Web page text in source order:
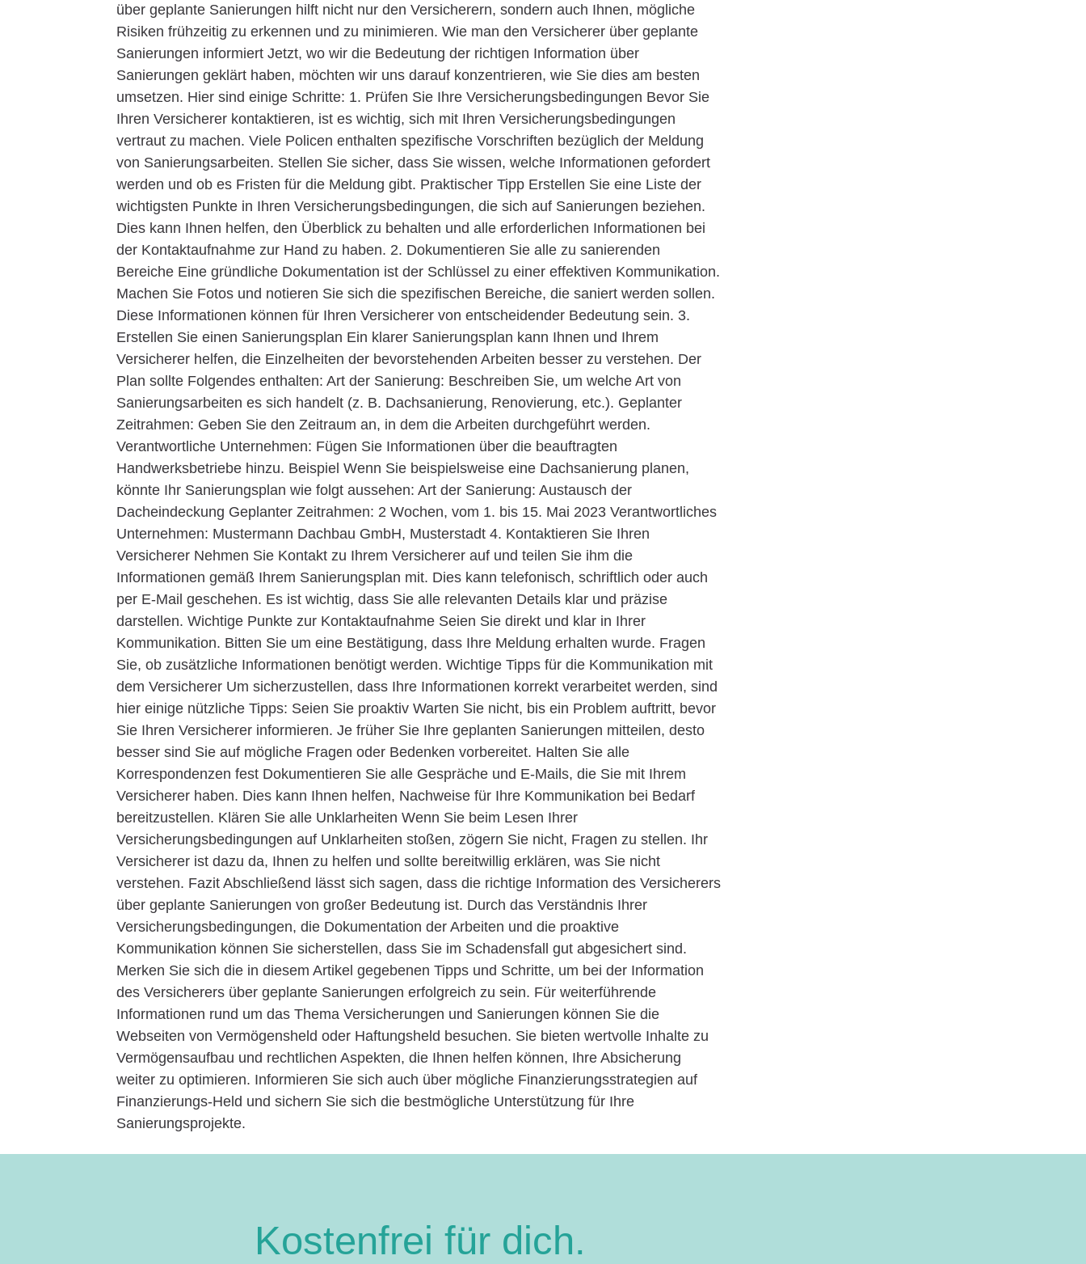
über geplante Sanierungen hilft nicht nur den Versicherern, sondern auch Ihnen, mögliche
Risiken frühzeitig zu erkennen und zu minimieren. Wie man den Versicherer über geplante
Sanierungen informiert Jetzt, wo wir die Bedeutung der richtigen Information über
Sanierungen geklärt haben, möchten wir uns darauf konzentrieren, wie Sie dies am besten
umsetzen. Hier sind einige Schritte: 1. Prüfen Sie Ihre Versicherungsbedingungen Bevor Sie
Ihren Versicherer kontaktieren, ist es wichtig, sich mit Ihren Versicherungsbedingungen
vertraut zu machen. Viele Policen enthalten spezifische Vorschriften bezüglich der Meldung
von Sanierungsarbeiten. Stellen Sie sicher, dass Sie wissen, welche Informationen gefordert
werden und ob es Fristen für die Meldung gibt. Praktischer Tipp Erstellen Sie eine Liste der
wichtigsten Punkte in Ihren Versicherungsbedingungen, die sich auf Sanierungen beziehen.
Dies kann Ihnen helfen, den Überblick zu behalten und alle erforderlichen Informationen bei
der Kontaktaufnahme zur Hand zu haben. 2. Dokumentieren Sie alle zu sanierenden
Bereiche Eine gründliche Dokumentation ist der Schlüssel zu einer effektiven Kommunikation.
Machen Sie Fotos und notieren Sie sich die spezifischen Bereiche, die saniert werden sollen.
Diese Informationen können für Ihren Versicherer von entscheidender Bedeutung sein. 3.
Erstellen Sie einen Sanierungsplan Ein klarer Sanierungsplan kann Ihnen und Ihrem
Versicherer helfen, die Einzelheiten der bevorstehenden Arbeiten besser zu verstehen. Der
Plan sollte Folgendes enthalten: Art der Sanierung: Beschreiben Sie, um welche Art von
Sanierungsarbeiten es sich handelt (z. B. Dachsanierung, Renovierung, etc.). Geplanter
Zeitrahmen: Geben Sie den Zeitraum an, in dem die Arbeiten durchgeführt werden.
Verantwortliche Unternehmen: Fügen Sie Informationen über die beauftragten
Handwerksbetriebe hinzu. Beispiel Wenn Sie beispielsweise eine Dachsanierung planen,
könnte Ihr Sanierungsplan wie folgt aussehen: Art der Sanierung: Austausch der
Dacheindeckung Geplanter Zeitrahmen: 2 Wochen, vom 1. bis 15. Mai 2023 Verantwortliches
Unternehmen: Mustermann Dachbau GmbH, Musterstadt 4. Kontaktieren Sie Ihren
Versicherer Nehmen Sie Kontakt zu Ihrem Versicherer auf und teilen Sie ihm die
Informationen gemäß Ihrem Sanierungsplan mit. Dies kann telefonisch, schriftlich oder auch
per E-Mail geschehen. Es ist wichtig, dass Sie alle relevanten Details klar und präzise
darstellen. Wichtige Punkte zur Kontaktaufnahme Seien Sie direkt und klar in Ihrer
Kommunikation. Bitten Sie um eine Bestätigung, dass Ihre Meldung erhalten wurde. Fragen
Sie, ob zusätzliche Informationen benötigt werden. Wichtige Tipps für die Kommunikation mit
dem Versicherer Um sicherzustellen, dass Ihre Informationen korrekt verarbeitet werden, sind
hier einige nützliche Tipps: Seien Sie proaktiv Warten Sie nicht, bis ein Problem auftritt, bevor
Sie Ihren Versicherer informieren. Je früher Sie Ihre geplanten Sanierungen mitteilen, desto
besser sind Sie auf mögliche Fragen oder Bedenken vorbereitet. Halten Sie alle
Korrespondenzen fest Dokumentieren Sie alle Gespräche und E-Mails, die Sie mit Ihrem
Versicherer haben. Dies kann Ihnen helfen, Nachweise für Ihre Kommunikation bei Bedarf
bereitzustellen. Klären Sie alle Unklarheiten Wenn Sie beim Lesen Ihrer
Versicherungsbedingungen auf Unklarheiten stoßen, zögern Sie nicht, Fragen zu stellen. Ihr
Versicherer ist dazu da, Ihnen zu helfen und sollte bereitwillig erklären, was Sie nicht
verstehen. Fazit Abschließend lässt sich sagen, dass die richtige Information des Versicherers
über geplante Sanierungen von großer Bedeutung ist. Durch das Verständnis Ihrer
Versicherungsbedingungen, die Dokumentation der Arbeiten und die proaktive
Kommunikation können Sie sicherstellen, dass Sie im Schadensfall gut abgesichert sind.
Merken Sie sich die in diesem Artikel gegebenen Tipps und Schritte, um bei der Information
des Versicherers über geplante Sanierungen erfolgreich zu sein. Für weiterführende
Informationen rund um das Thema Versicherungen und Sanierungen können Sie die
Webseiten von Vermögensheld oder Haftungsheld besuchen. Sie bieten wertvolle Inhalte zu
Vermögensaufbau und rechtlichen Aspekten, die Ihnen helfen können, Ihre Absicherung
weiter zu optimieren. Informieren Sie sich auch über mögliche Finanzierungsstrategien auf
Finanzierungs-Held und sichern Sie sich die bestmögliche Unterstützung für Ihre
Sanierungsprojekte.
Kostenfrei für dich.